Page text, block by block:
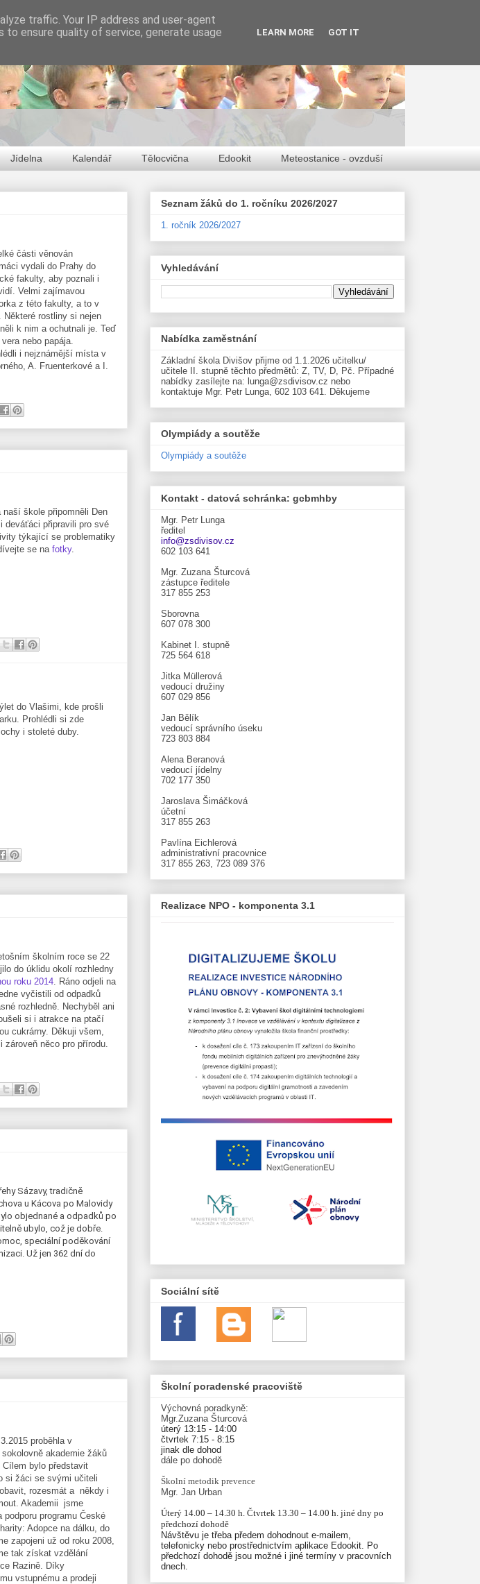
Jídelna Kalendář Tělocvična Edookit Meteostanice - ovzduší
části věnován
vydali do Prahy do
fakulty, aby poznali i
Velmi zajímavou
z této fakulty, a to v
rostliny si nejen
k nim a ochutnali je. Teď
nebo papája.
i nejznámější místa v
A. Fruenterkové a I.
škole připomněli Den
deváťáci připravili pro své
týkající se problematiky
se na fotky.
do Vlašimi, kde prošli
Prohlédli si zde
i stoleté duby.
školním roce se 22
do úklidu okolí rozhledny
roku 2014 . Ráno odjeli na
vyčistili od odpadků
rozhledně. Nechyběl ani
si i atrakce na ptačí
cukrárny. Děkuji všem,
zároveň něco pro přírodu.
Sázavy, tradičně
u Kácova po Malovidy
objednané a odpadků po
ubylo, což je dobře.
speciální poděkování
Už jen 362 dní do
proběhla v
akademie žáků
Cílem bylo představit
si žáci se svými učiteli
rozesmát a někdy i
Akademii jsme
podporu programu České
Adopce na dálku, do
zapojeni už od roku 2008,
tak získat vzdělání
Razině. Díky
vstupnému a prodeji
Seznam žáků do 1. ročníku 2026/2027
1. ročník 2026/2027
Vyhledávání
Nabídka zaměstnání
Základní škola Divišov přijme od 1.1.2026 učitelku/
učitele II. stupně těchto předmětů: Z, TV, D, Pč. Případné
nabídky zasílejte na: lunga@zsdivisov.cz nebo
kontaktuje Mgr. Petr Lunga, 602 103 641. Děkujeme
Olympiády a soutěže
Olympiády a soutěže
Kontakt - datová schránka: gcbmhby
Mgr. Petr Lunga
ředitel
info@zsdivisov.cz
602 103 641
Mgr. Zuzana Šturcová
zástupce ředitele
317 855 253
Sborovna
607 078 300
Kabinet I. stupně
725 564 618
Jitka Müllerová
vedoucí družiny
607 029 856
Jan Bělík
vedoucí správního úseku
723 803 884
Alena Beranová
vedoucí jídelny
702 177 350
Jaroslava Šimáčková
účetní
317 855 263
Pavlína Eichlerová
administrativní pracovnice
317 855 263, 723 089 376
Realizace NPO - komponenta 3.1
Sociální sítě
Školní poradenské pracoviště
Výchovná poradkyně:
Mgr.Zuzana Šturcová
úterý 13:15 - 14:00
čtvrtek 7:15 - 8:15
jinak dle dohod
dále po dohodě
Školní metodik prevence
Mgr. Jan Urban
Úterý 14.00 – 14.30 h. Čtvrtek 13.30 – 14.00 h. jiné dny po
předchozí dohodě
Návštěvu je třeba předem dohodnout e-mailem,
telefonicky nebo prostřednictvím aplikace Edookit. Po
předchozí dohodě jsou možné i jiné termíny v pracovních
dnech.
traffic. Your IP address and user-agent
ensure quality of service, generate usage
LEARN MORE GOT IT